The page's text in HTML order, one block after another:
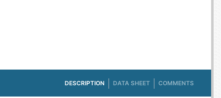
DESCRIPTION DATA SHEET COMMENTS